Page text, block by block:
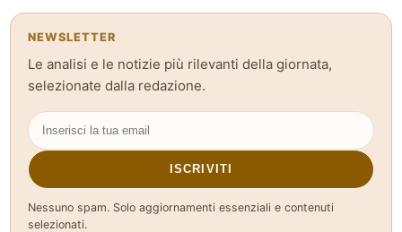
NEWSLETTER
Le analisi e le notizie più rilevanti della giornata,
selezionate dalla redazione.
ISCRIVITI
Nessuno spam. Solo aggiornamenti essenziali e contenuti
selezionati.